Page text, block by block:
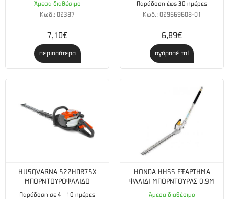
Άμεσα διαθέσιμο
Κωδ.: 02387
7,10€
περισσότερα
Παράδοση έως 30 ημέρες
Κωδ.: 029669608-01
6,89€
αγόρασέ το!
HUSQVARNA 522HDR75X
ΜΠΟΡΝΤΟΥΡOΨΑΛΙΔΟ
Παράδοση σε 4 - 10 ημέρες
HONDA HHSS ΕΞΑΡΤΗΜΑ
ΨΑΛΙΔΙ ΜΠΟΡΝΤΟΥΡΑΣ 0.9Μ
Άμεσα διαθέσιμο